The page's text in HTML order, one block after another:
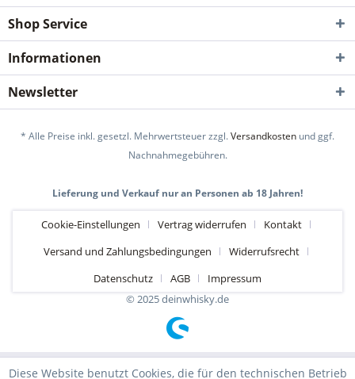
Shop Service
Informationen
Newsletter
* Alle Preise inkl. gesetzl. Mehrwertsteuer zzgl.Versandkosten und ggf.
Nachnahmegebühren.
Lieferung und Verkauf nur an Personen ab 18 Jahren!
Cookie-Einstellungen Vertrag widerrufen
Kontakt
Versand und Zahlungsbedingungen
Widerrufsrecht
Datenschutz
AGB
Impressum
© 2025 deinwhisky.de
Diese Website benutzt Cookies, die für den technischen Betrieb